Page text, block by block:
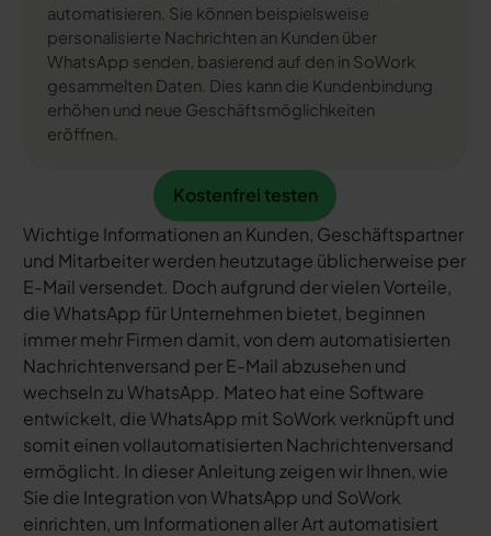
automatisieren. Sie können beispielsweise
personalisierte Nachrichten an Kunden über
WhatsApp senden, basierend auf den in SoWork
gesammelten Daten. Dies kann die Kundenbindung
erhöhen und neue Geschäftsmöglichkeiten
eröffnen.
Kostenfrei testen
Kostenfrei testen
Wichtige Informationen an Kunden, Geschäftspartner
und Mitarbeiter werden heutzutage üblicherweise per
E-Mail versendet. Doch aufgrund der vielen Vorteile,
die WhatsApp für Unternehmen bietet, beginnen
immer mehr Firmen damit, von dem automatisierten
Nachrichtenversand per E-Mail abzusehen und
wechseln zu WhatsApp. Mateo hat eine Software
entwickelt, die WhatsApp mit SoWork verknüpft und
somit einen vollautomatisierten Nachrichtenversand
ermöglicht. In dieser Anleitung zeigen wir Ihnen, wie
Sie die Integration von WhatsApp und SoWork
einrichten, um Informationen aller Art automatisiert